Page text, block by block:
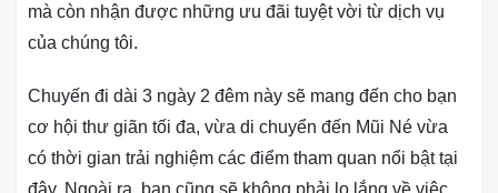
mà còn nhận được những ưu đãi tuyệt vời từ dịch vụ
của chúng tôi.
Chuyến đi dài 3 ngày 2 đêm này sẽ mang đến cho bạn
cơ hội thư giãn tối đa, vừa di chuyển đến Mũi Né vừa
có thời gian trải nghiệm các điểm tham quan nổi bật tại
đây. Ngoài ra, bạn cũng sẽ không phải lo lắng về việc